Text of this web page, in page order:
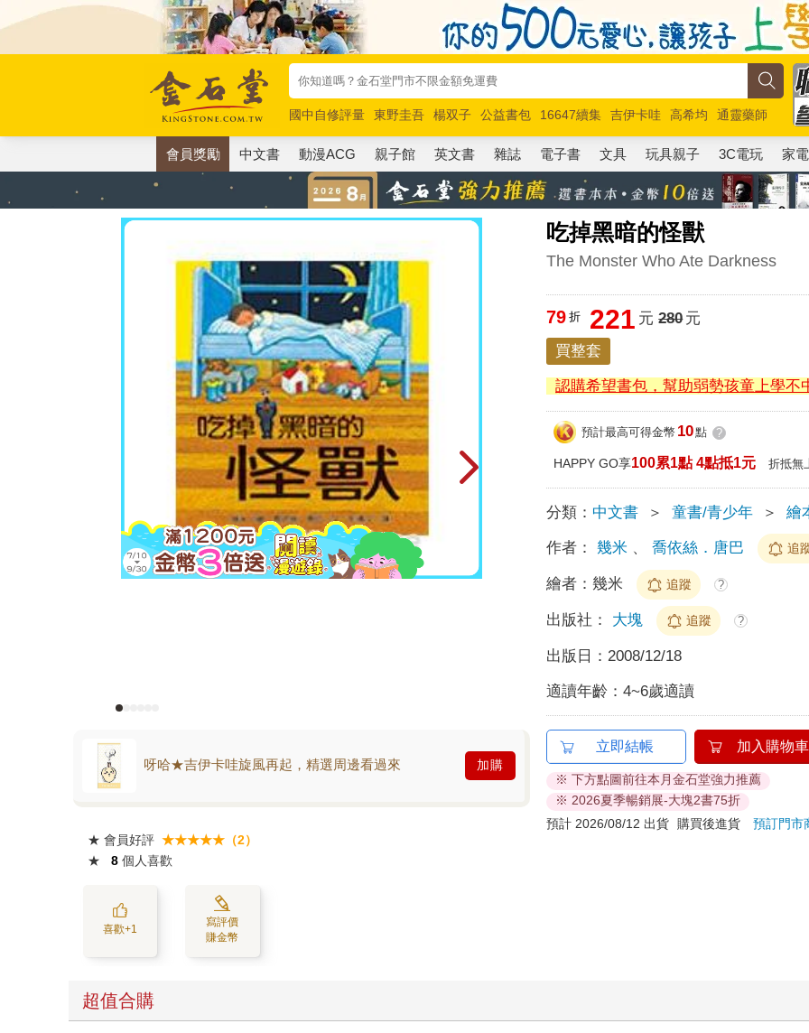
國中自修評量 東野圭吾 楊双子 公益書包 16647續集 吉伊卡哇 高希均
通靈藥師
唯紅花綻放
奧德賽 路邊攤新作 馬斯克 玩具總動員5 超慢跑
會員獎勵 中文書 動漫ACG 親子館 英文書 雜誌 電子書 文具 玩具親子 3C電玩 家電
吃掉黑暗的怪獸
The Monster Who Ate Darkness
呀哈★吉伊卡哇旋風再起，精選周邊看過來 加購
★ 會員好評 ★★★★★（2）
★
8 個人喜歡
喜歡+1
寫評價
賺金幣
79 折 221 元 280元
買整套
認購希望書包，幫助弱勢孩童上學不
預計最高可得金幣 10點 ?
HAPPY GO享100累1點 4點抵1元 折抵無
分類： 中文書 ＞ 童書/青少年 ＞ 繪
作者： 幾米 、喬依絲．唐巴 追
繪者：幾米 追蹤 ?
出版社： 大塊 追蹤 ?
出版日： 2008/12/18
適讀年齡：4~6歲適讀
立即結帳 加入購物車
※ 下方點圖前往本月金石堂強力推薦
※ 2026夏季暢銷展-大塊2書75折
預計 2026/08/12 出貨
購買後進貨預訂門市
超值合購